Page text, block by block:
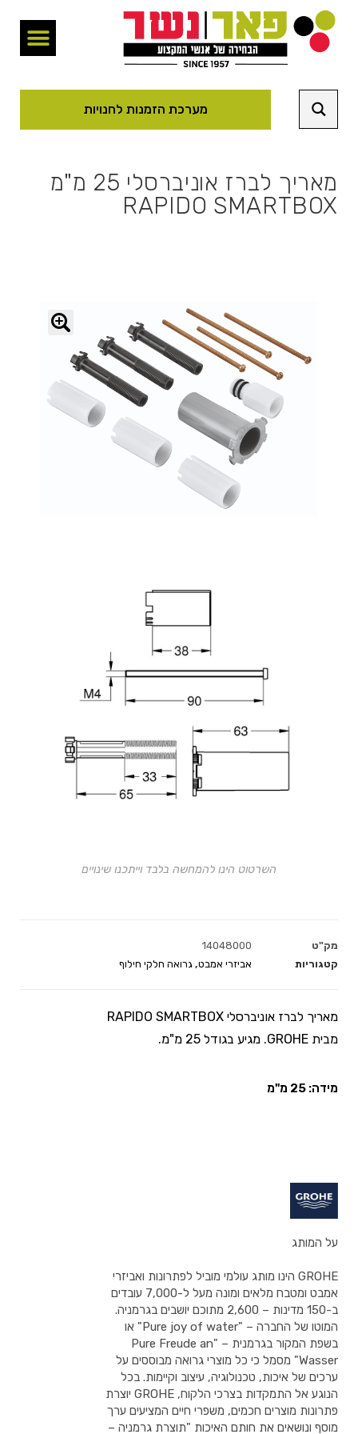
מערכת הזמנות לחנויות
מאריך לברז אוניברסלי 25 מ"מ
RAPIDO SMARTBOX
מק"ט
14048000
קטגוריות
אביזרי אמבט, גרואה חלקי חילוף
מאריך לברז אוניברסלי RAPIDO SMARTBOX
מבית GROHE. מגיע בגודל 25 מ"מ.
מידה: 25 מ"מ
על המותג
GROHE הינו מותג עולמי מוביל לפתרונות ואביזרי
אמבט ומטבח מלאים ומונה מעל ל-7,000 עובדים
ב-150 מדינות – 2,600 מתוכם יושבים בגרמניה.
המוטו של החברה – "Pure joy of water" או
בשפת המקור בגרמנית – "Pure Freude an
Wasser" מסמל כי כל מוצרי גרואה מבוססים על
ערכים של איכות, טכנולוגיה, עיצוב וקיימות. בכל
הנוגע אל התמקדות בצרכי הלקוח, GROHE יוצרת
פתרונות מוצרים חכמים, משפרי חיים המציעים ערך
מוסף ונושאים את חותם האיכות "תוצרת גרמניה –
השרטוט הינו להמחשה בלבד וייתכנו שינויים